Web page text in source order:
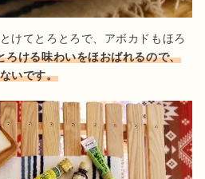
けてとろとろで、アボカドもほろ
ろける味わいをほおばれるので、
いです。